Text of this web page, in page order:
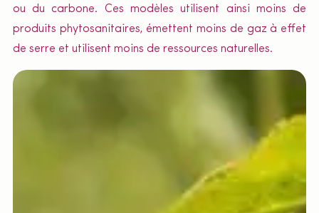
ou du carbone. Ces modèles utilisent ainsi moins de
produits phytosanitaires, émettent moins de gaz à effet
de serre et utilisent moins de ressources naturelles.